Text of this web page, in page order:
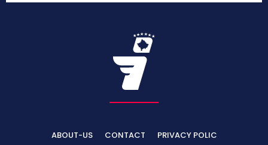
ABOUT-US CONTACT
PRIVACY POLIC